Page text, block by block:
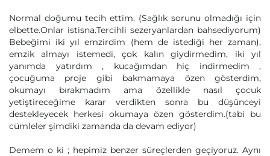
Normal doğumu tecih ettim. (Sağlık sorunu olmadığı için
elbette.Onlar istisna.Tercihli sezeryanlardan bahsediyorum)
Bebeğimi iki yıl emzirdim (hem de istediği her zaman),
emzik almayı istemedi, çok kalın giydirmedim, iki yıl
yanımda yatırdım , kucağımdan hiç indirmedim ,
çocuğuma proje gibi bakmamaya özen gösterdim,
okumayı bırakmadım ama özellikle nasıl çocuk
yetiştireceğime karar verdikten sonra bu düşünceyi
destekleyecek herkesi okumaya özen gösterdim.(tabi bu
cümleler şimdiki zamanda da devam ediyor)
Demem o ki ; hepimiz benzer süreçlerden geçiyoruz. Aynı